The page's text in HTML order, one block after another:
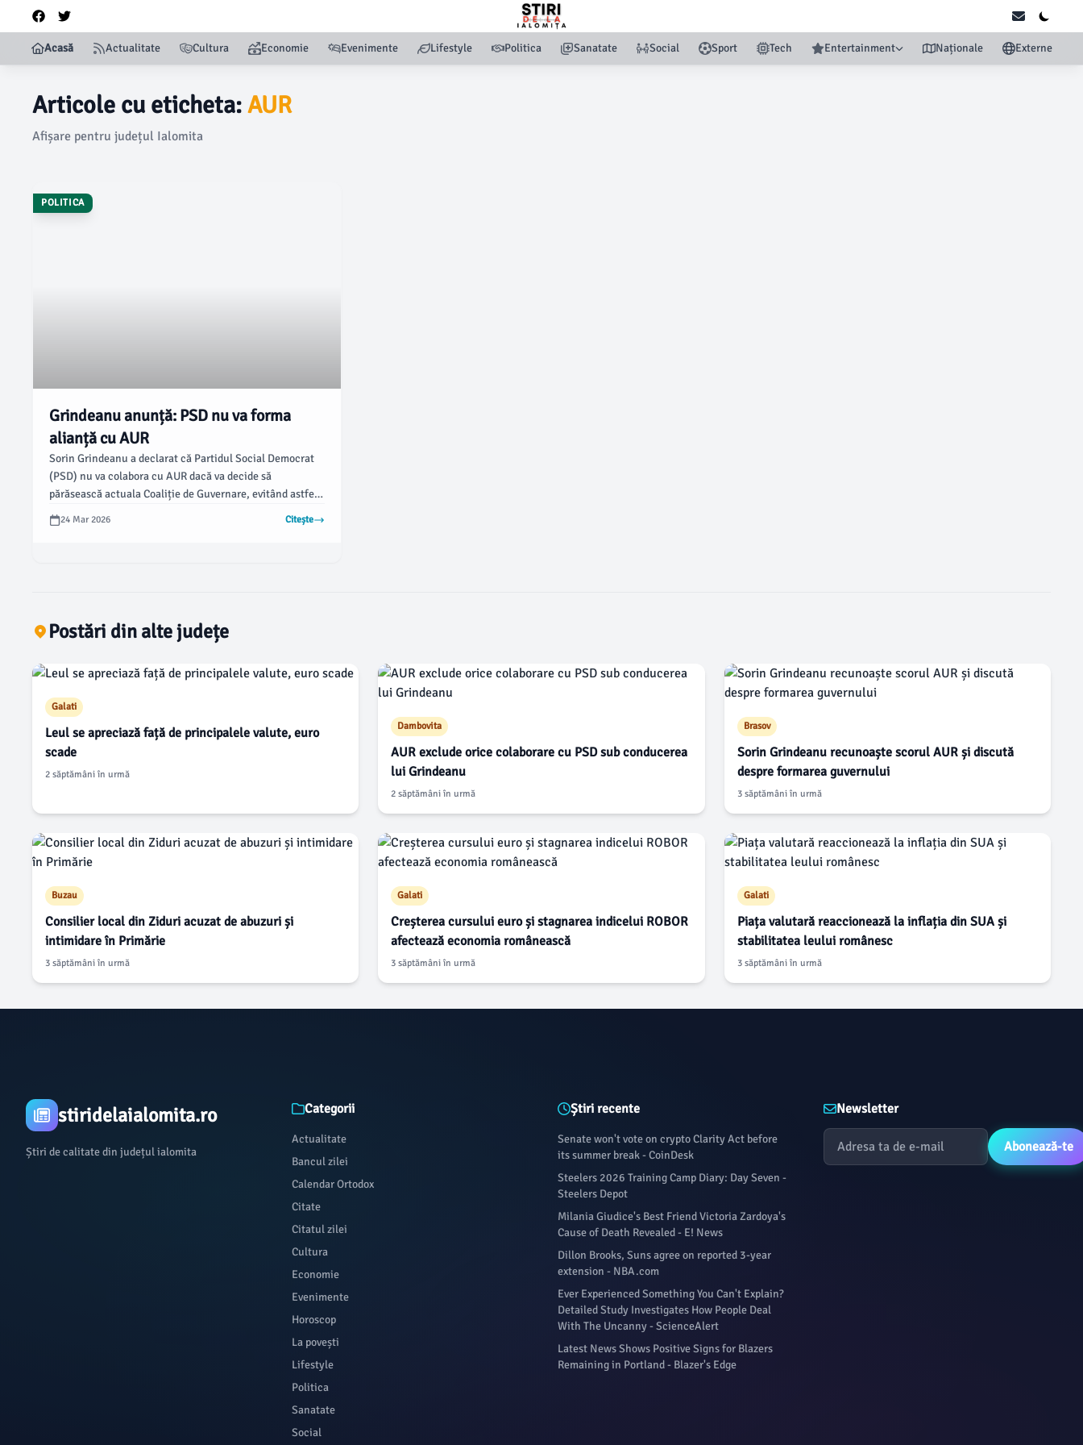
Acasă Actualitate Cultura Economie Evenimente Lifestyle Politica Sanatate Social Sport Tech Entertainment Naționale Externe
Articole cu eticheta:AUR
Afișare pentru județul Ialomita
POLITICA
Grindeanu anunță: PSD nu va forma
alianță cu AUR
Sorin Grindeanu a declarat că Partidul Social Democrat
(PSD) nu va colabora cu AUR dacă va decide să
părăsească actuala Coaliție de Guvernare, evitând astfel
subiectul unei posibile alianțe. De asemenea, liderul PSD
a precizat că nu va susține un Guvern minoritar.
24 Mar 2026 Citește
Postări din alte județe
Galati
Leul se apreciază față de principalele valute, euro
scade
2 săptămâni în urmă
Dambovita
AUR exclude orice colaborare cu PSD sub conducerea
lui Grindeanu
2 săptămâni în urmă
Brasov
Sorin Grindeanu recunoaște scorul AUR și discută
despre formarea guvernului
3 săptămâni în urmă
Buzau
Consilier local din Ziduri acuzat de abuzuri și
intimidare în Primărie
3 săptămâni în urmă
Galati
Creșterea cursului euro și stagnarea indicelui ROBOR
afectează economia românească
3 săptămâni în urmă
Galati
Piața valutară reaccionează la inflația din SUA și
stabilitatea leului românesc
3 săptămâni în urmă
stiridelaialomita.ro
Știri de calitate din județul ialomita
Categorii
Actualitate
Bancul zilei
Calendar Ortodox
Citate
Citatul zilei
Cultura
Economie
Evenimente
Horoscop
La povești
Lifestyle
Politica
Sanatate
Social
Știri recente
Senate won't vote on crypto Clarity Act before
its summer break - CoinDesk
Steelers 2026 Training Camp Diary: Day Seven -
Steelers Depot
Milania Giudice's Best Friend Victoria Zardoya's
Cause of Death Revealed - E! News
Dillon Brooks, Suns agree on reported 3-year
extension - NBA.com
Ever Experienced Something You Can't Explain?
Detailed Study Investigates How People Deal
With The Uncanny - ScienceAlert
Latest News Shows Positive Signs for Blazers
Remaining in Portland - Blazer's Edge
Newsletter
Abonează-te